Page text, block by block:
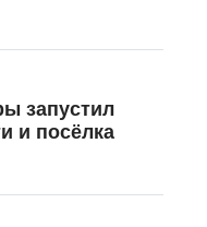
запустил
и посёлка